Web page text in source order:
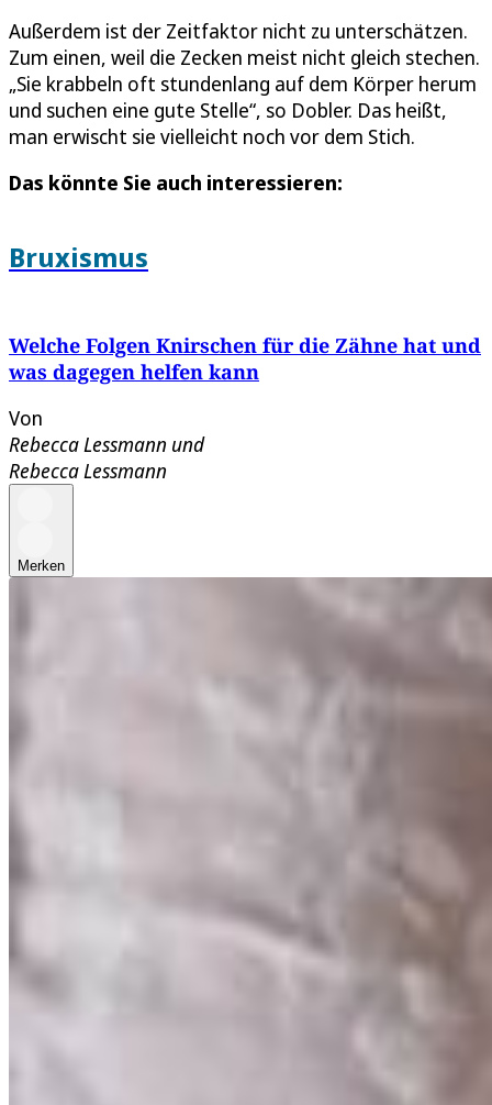
Außerdem ist der Zeitfaktor nicht zu unterschätzen.
Zum einen, weil die Zecken meist nicht gleich stechen.
„Sie krabbeln oft stundenlang auf dem Körper herum
und suchen eine gute Stelle“, so Dobler. Das heißt,
man erwischt sie vielleicht noch vor dem Stich.
Das könnte Sie auch interessieren:
Bruxismus
Welche Folgen Knirschen für die Zähne hat und
was dagegen helfen kann
Von
Rebecca Lessmann und
Rebecca Lessmann
Merken